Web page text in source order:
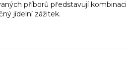
příborů představují kombinaci
jídelní zážitek.